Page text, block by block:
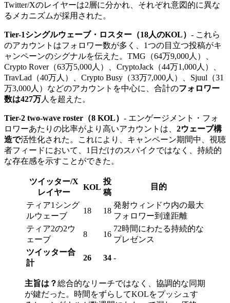
Twitter/Xのレイヤーは2層に分かれ、それぞれ意図的に異な
るメカニズムが採用された。
Tier-1シングルウェーブ・ロスター（18人のKOL） - これら
のアカウントはフォロワー数が多く、1つの目立つ投稿がキ
ャンペーンのシグナルを伝えた。TMG（64万9,000人）、
Crypto Rover（63万5,000人）、CryptoJack（44万1,000人）、
TravLad（40万人）、Crypto Busy（33万7,000人）、Sjuul（31
万3,000人）などのアカウントを中心に、合計のフォロワー
数は427万人を超えた。
Tier-2 two-wave roster（8 KOL） - エンゲージメント・フォ
ロワーあたりの比率がより高いアカウントは、 2ウェーブ構
造で活性化された。これにより、キャンペーン期間中、視聴
者フィードにおいて、1日だけのスパイクではなく、持続的
な存在感を示すことができた。
ツイッター/X
レイヤー
KOL
投
稿
目的
ティア1シング
ルウェーブ
18 18
発射ウィンドウ内の最大
フォロワー到達距離
ティア2の2ウ
ェーブ
8 16
72時間にわたる持続的な
プレゼンス
ツイッター合
計
26 34 -
主旨は？総合的なリーチではなく、協調的な同期
が鍵だった。時間をずらしてKOLをプッシュす